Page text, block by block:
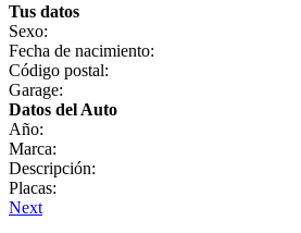
Tus datos
Sexo:
Fecha de nacimiento:
Código postal:
Garage:
Datos del Auto
Año:
Marca:
Descripción:
Placas:
Next